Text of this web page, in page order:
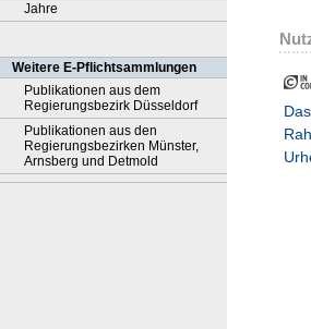
Jahre
Weitere E-Pflichtsammlungen
Publikationen aus dem
Regierungsbezirk Düsseldorf
Publikationen aus den
Regierungsbezirken Münster,
Arnsberg und Detmold